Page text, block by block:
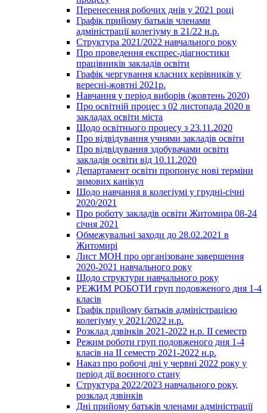
Перенесення робочих днів у 2021 році
Графік прийому батьків членами
адміністрації колегіуму в 21/22 н.р.
Структура 2021/2022 навчального року
Про проведення експрес-діагностики
працівників закладів освіти
Графік чергування класних керівників у
вересні-жовтні 2021р.
Навчання у період виборів (жовтень 2020)
Про освітній процес з 02 листопада 2020 в
закладах освіти міста
Щодо освітнього процесу з 23.11.2020
Про відвідування учнями закладів освіти
Про відвідування здобувачами освіти
закладів освіти від 10.11.2020
Департамент освіти пропонує нові терміни
зимових канікул
Щодо навчання в колегіумі у грудні-січні
2020/2021
Про роботу закладів освіти Житомира 08-24
січня 2021
Обмежувальні заходи до 28.02.2021 в
Житомирі
Лист МОН про організоване завершення
2020-2021 навчального року
Щодо структури навчального року
РЕЖИМ РОБОТИ груп подовженого дня 1-4
класів
Графік прийому батьків адміністрацією
колегіуму у 2021/2022 н.р.
Розклад дзвінків 2021-2022 н.р. ІІ семестр
Режим роботи груп подовженого дня 1-4
класів на ІІ семестр 2021-2022 н.р.
Наказ про робочі дні у червні 2022 року у
період дії воєнного стану
Структура 2022/2023 навчального року,
розклад дзвінків
Дні прийому батьків членами адміністрації